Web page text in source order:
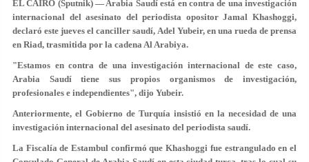
EL CAIRO (Sputnik) — Arabia Saudí está en contra de una investigación
internacional del asesinato del periodista opositor Jamal Khashoggi,
declaró este jueves el canciller saudí, Adel Yubeir, en una rueda de prensa
en Riad, trasmitida por la cadena Al Arabiya.
"Estamos en contra de una investigación internacional de este caso,
Arabia Saudí tiene sus propios organismos de investigación,
profesionales e independientes", dijo Yubeir.
Anteriormente, el Gobierno de Turquía insistió en la necesidad de una
investigación internacional del asesinato del periodista saudí.
La Fiscalía de Estambul confirmó que Khashoggi fue estrangulado en el